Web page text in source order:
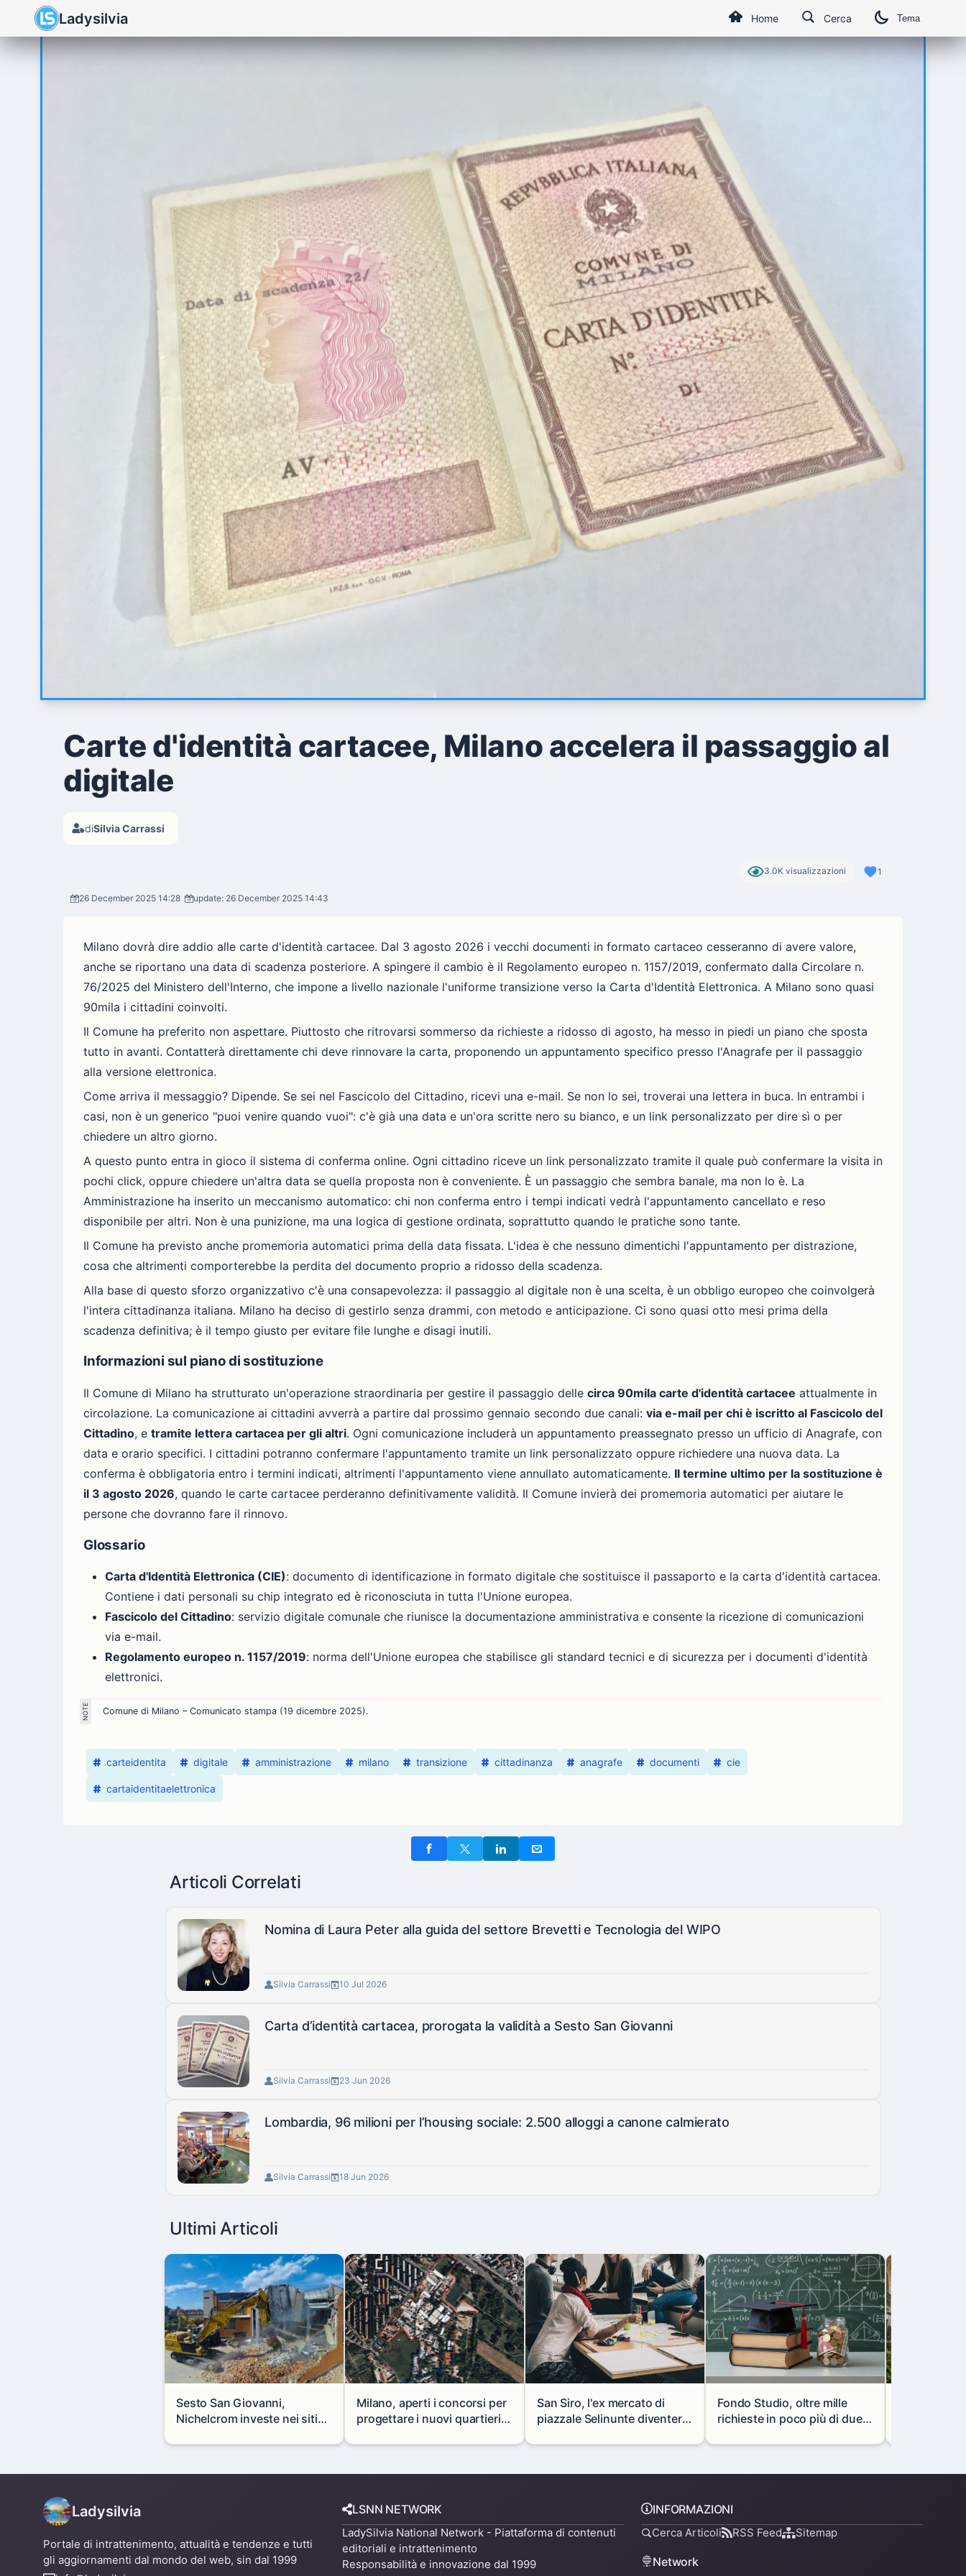
Ladysilvia Home Cerca Tema
Carte d'identità cartacee, Milano accelera il passaggio al
digitale
diSilvia Carrassi
3.0K visualizzazioni 1
26 December 2025 14:28 update: 26 December 2025 14:43
Milano dovrà dire addio alle carte d'identità cartacee. Dal 3 agosto 2026 i vecchi documenti in formato cartaceo cesseranno di avere valore,
anche se riportano una data di scadenza posteriore. A spingere il cambio è il Regolamento europeo n. 1157/2019, confermato dalla Circolare n.
76/2025 del Ministero dell'Interno, che impone a livello nazionale l'uniforme transizione verso la Carta d'Identità Elettronica. A Milano sono quasi
90mila i cittadini coinvolti.
Il Comune ha preferito non aspettare. Piuttosto che ritrovarsi sommerso da richieste a ridosso di agosto, ha messo in piedi un piano che sposta
tutto in avanti. Contatterà direttamente chi deve rinnovare la carta, proponendo un appuntamento specifico presso l'Anagrafe per il passaggio
alla versione elettronica.
Come arriva il messaggio? Dipende. Se sei nel Fascicolo del Cittadino, ricevi una e-mail. Se non lo sei, troverai una lettera in buca. In entrambi i
casi, non è un generico "puoi venire quando vuoi": c'è già una data e un'ora scritte nero su bianco, e un link personalizzato per dire sì o per
chiedere un altro giorno.
A questo punto entra in gioco il sistema di conferma online. Ogni cittadino riceve un link personalizzato tramite il quale può confermare la visita in
pochi click, oppure chiedere un'altra data se quella proposta non è conveniente. È un passaggio che sembra banale, ma non lo è. La
Amministrazione ha inserito un meccanismo automatico: chi non conferma entro i tempi indicati vedrà l'appuntamento cancellato e reso
disponibile per altri. Non è una punizione, ma una logica di gestione ordinata, soprattutto quando le pratiche sono tante.
Il Comune ha previsto anche promemoria automatici prima della data fissata. L'idea è che nessuno dimentichi l'appuntamento per distrazione,
cosa che altrimenti comporterebbe la perdita del documento proprio a ridosso della scadenza.
Alla base di questo sforzo organizzativo c'è una consapevolezza: il passaggio al digitale non è una scelta, è un obbligo europeo che coinvolgerà
l'intera cittadinanza italiana. Milano ha deciso di gestirlo senza drammi, con metodo e anticipazione. Ci sono quasi otto mesi prima della
scadenza definitiva; è il tempo giusto per evitare file lunghe e disagi inutili.
Informazioni sul piano di sostituzione
Il Comune di Milano ha strutturato un'operazione straordinaria per gestire il passaggio delle circa 90mila carte d'identità cartacee attualmente in
circolazione. La comunicazione ai cittadini avverrà a partire dal prossimo gennaio secondo due canali: via e-mail per chi è iscritto al Fascicolo del
Cittadino, e tramite lettera cartacea per gli altri. Ogni comunicazione includerà un appuntamento preassegnato presso un ufficio di Anagrafe, con
data e orario specifici. I cittadini potranno confermare l'appuntamento tramite un link personalizzato oppure richiedere una nuova data. La
conferma è obbligatoria entro i termini indicati, altrimenti l'appuntamento viene annullato automaticamente. Il termine ultimo per la sostituzione è
il 3 agosto 2026, quando le carte cartacee perderanno definitivamente validità. Il Comune invierà dei promemoria automatici per aiutare le
persone che dovranno fare il rinnovo.
Glossario
Carta d'Identità Elettronica (CIE): documento di identificazione in formato digitale che sostituisce il passaporto e la carta d'identità cartacea.
Contiene i dati personali su chip integrato ed è riconosciuta in tutta l'Unione europea.
Fascicolo del Cittadino: servizio digitale comunale che riunisce la documentazione amministrativa e consente la ricezione di comunicazioni
via e-mail.
Regolamento europeo n. 1157/2019: norma dell'Unione europea che stabilisce gli standard tecnici e di sicurezza per i documenti d'identità
elettronici.
Comune di Milano – Comunicato stampa (19 dicembre 2025).
carteidentita digitale amministrazione milano transizione cittadinanza anagrafe documenti cie
cartaidentitaelettronica
Articoli Correlati
Nomina di Laura Peter alla guida del settore Brevetti e Tecnologia del WIPO
Silvia Carrassi 10 Jul 2026
Carta d’identità cartacea, prorogata la validità a Sesto San Giovanni
Silvia Carrassi 23 Jun 2026
Lombardia, 96 milioni per l’housing sociale: 2.500 alloggi a canone calmierato
Silvia Carrassi 18 Jun 2026
Ultimi Articoli
Sesto San Giovanni,
Nichelcrom investe nei siti
capannone per fare spazio a
Milano, aperti i concorsi per
progettare i nuovi quartieri
Mare
San Siro, l'ex mercato di
piazzale Selinunte diventerà
Fondo Studio, oltre mille
richieste in poco più di due
prestiti agli studenti
Ladysilvia
Portale di intrattenimento, attualità e tendenze e tutti
gli aggiornamenti dal mondo del web, sin dal 1999
LSNN NETWORK
LadySilvia National Network - Piattaforma di contenuti
editoriali e intrattenimento
Responsabilità e innovazione dal 1999
INFORMAZIONI
Cerca Articoli RSS Feed Sitemap
Network